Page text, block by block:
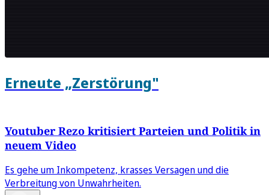
Erneute „Zerstörung"
Youtuber Rezo kritisiert Parteien und Politik in
neuem Video
Es gehe um Inkompetenz, krasses Versagen und die
Verbreitung von Unwahrheiten.